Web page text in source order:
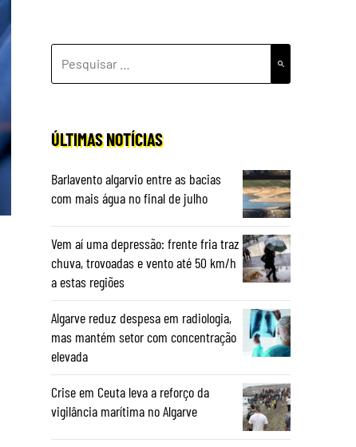
POR:
ÚLTIMAS NOTÍCIAS
Barlavento algarvio entre as bacias
com mais água no final de julho
Vem aí uma depressão: frente fria traz
chuva, trovoadas e vento até 50 km/h
a estas regiões
Algarve reduz despesa em radiologia,
mas mantém setor com concentração
elevada
Crise em Ceuta leva a reforço da
vigilância marítima no Algarve